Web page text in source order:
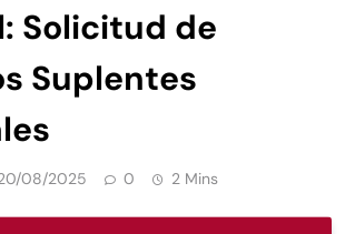
Solicitud de
Suplentes
08/2025 0 2 Mins